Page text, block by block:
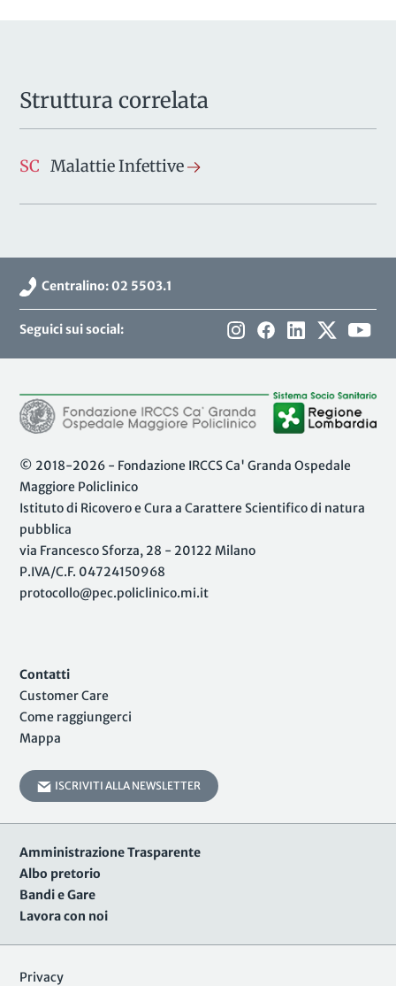
Struttura correlata
SC Malattie Infettive
Centralino: 02 5503.1
Seguici sui social:
© 2018-2026 - Fondazione IRCCS Ca' Granda Ospedale
Maggiore Policlinico
Istituto di Ricovero e Cura a Carattere Scientifico di natura
pubblica
via Francesco Sforza, 28 - 20122 Milano
P.IVA/C.F. 04724150968
protocollo@pec.policlinico.mi.it
Contatti
Customer Care
Come raggiungerci
Mappa
ISCRIVITI ALLA NEWSLETTER
Amministrazione Trasparente
Albo pretorio
Bandi e Gare
Lavora con noi
Privacy